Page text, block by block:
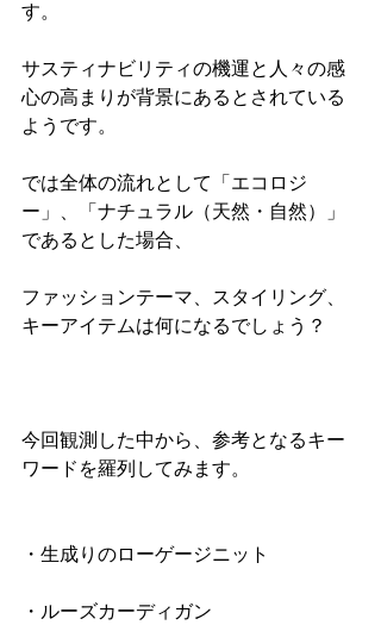
す。
サスティナビリティの機運と人々の感
心の高まりが背景にあるとされている
ようです。
では全体の流れとして「エコロジ
ー」、「ナチュラル（天然・自然）」
であるとした場合、
ファッションテーマ、スタイリング、
キーアイテムは何になるでしょう？
今回観測した中から、参考となるキー
ワードを羅列してみます。
・生成りのローゲージニット
・ルーズカーディガン